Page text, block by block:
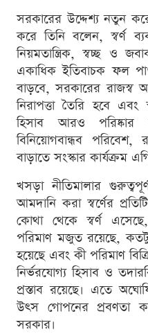
সরকারের উদ্দেশ্য নতুন
করে তিনি বলেন, স্বর্ণ
নিয়মতান্ত্রিক, স্বচ্ছ ও
একাধিক ইতিবাচক ফল
বাড়বে, সরকারের রাজস্ব
নিরাপত্তা তৈরি হবে
হিসাব আরও পরিষ্কার
বিনিয়োগবান্ধব পরিবেশ,
বাড়াতে সংস্কার কার্যক্রম
খসড়া নীতিমালার
আমদানি করা স্বর্ণের
কোথা থেকে স্বর্ণ
পরিমাণ মজুত রয়েছে,
হয়েছে এবং কী পরিমাণ
নির্ভরযোগ্য হিসাব ও
প্রস্তাব রয়েছে। এতে
উৎস গোপনের প্রবণতা
সরকার।